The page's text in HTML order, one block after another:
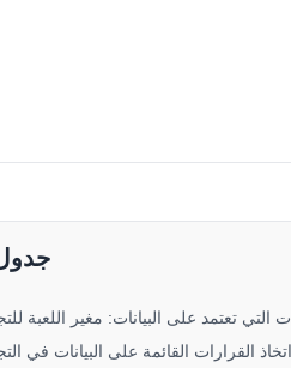
التي تعتمد على البيانات: مغير اللعبة
القرارات القائمة على البيانات في